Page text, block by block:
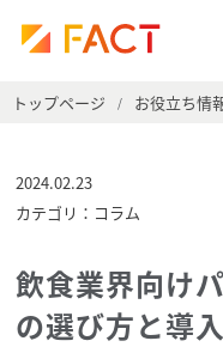
トップページ / お役立ち情
2024.02.23
カテゴリ：コラム
飲食業界向け
の選び方と導